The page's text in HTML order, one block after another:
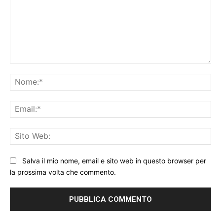
Salva il mio nome, email e sito web in questo browser per
la prossima volta che commento.